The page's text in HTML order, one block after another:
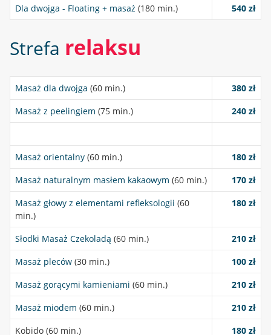
Dla dwojga - Floating + masaż (180 min.) 540 zł
Strefa relaksu
Masaż dla dwojga (60 min.)
380 zł
Masaż z peelingiem (75 min.) 240 zł
Masaż orientalny (60 min.)
180 zł
Masaż naturalnym masłem kakaowym (60 min.)
170 zł
Masaż głowy z elementami refleksologii (60
min.)
180 zł
Słodki Masaż Czekoladą (60 min.)
210 zł
Masaż pleców (30 min.)
100 zł
Masaż gorącymi kamieniami (60 min.)
210 zł
Masaż miodem (60 min.)
210 zł
Kobido (60 min.)
180 zł